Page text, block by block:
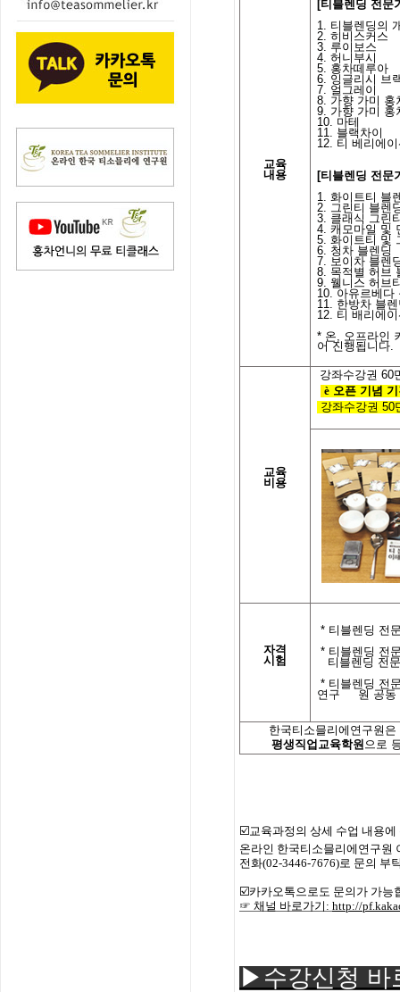
교육
내용
[티블렌딩 전문
1. 티블렌딩의
2. 히비스커스
3. 루이보스
4. 허니부시
5. 홍차떼루아
6. 잉글리시 브
7. 얼그레이
8. 가향 가미 홍
9. 가향 가미 홍
10. 마테
11. 블랙차이
12. 티 베리에
[티블렌딩 전문
1. 화이트티 블
2. 그린티 블렌
3. 클래식 그린
4. 캐모마일 및
5. 화이트티 및
6. 청차 블렌딩
7. 보이차 블렌
8. 목적별 허브
9. 웰니스 허브
10. 아유르베다
11. 한방차 블
12. 티 배리에
* 온, 오프라인
어 진행됩니다.
교육
비용
강좌수강권 60
è 오픈 기념
강좌수강권 50
자격
시험
* 티블렌딩 전
* 티블렌딩 전
티블렌딩 전
* 티블렌딩 전
연구 원 공동
한국티소믈리에연구원
평생직업교육학원으로
☑️교육과정의 상세 수업 내용에
온라인 한국티소믈리에 연구원
전화(02-3446-7676)로 문의 부
☑️카카오톡으로도 문의가 가능
☞ 채널 바로가기 : http://
▶수강신청 바